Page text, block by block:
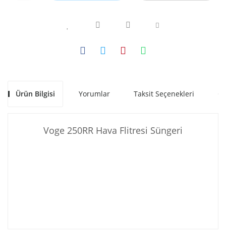
Ürün Bilgisi Yorumlar Taksit Seçenekleri
Voge 250RR Hava Flitresi Süngeri